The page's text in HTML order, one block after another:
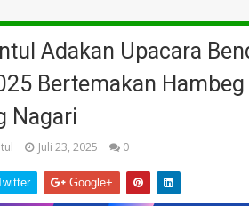
Adakan Upacara
Bertemakan
Nagari
Juli 23, 2025 0
Google+